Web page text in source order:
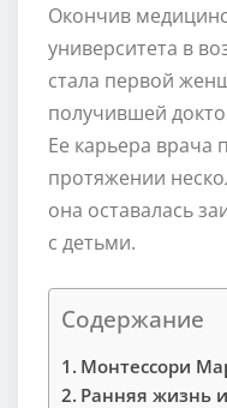
Окончив
университета в
стала первой
получившей
Ее карьера врача
протяжении
она оставалась
с детьми.
Содержание
Монтессори
Ранняя жизнь